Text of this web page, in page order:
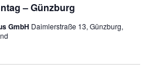
– Günzburg
GmbH Daimlerstraße 13, Günzburg,